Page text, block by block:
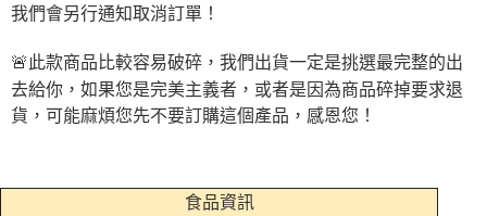
我們會另行通知取消訂單！
🚨 此款商品比較容易破碎，我們出貨一定是挑選最完整的出
去給你，如果您是完美主義者，或者是因為商品碎掉要求退
貨，可能麻煩您先不要訂購這個產品，感恩您！
食品資訊